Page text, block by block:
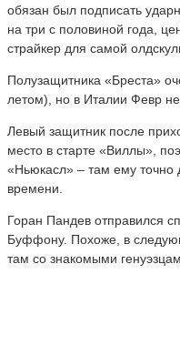
обязан был подписать
на три с половиной года,
страйкер для самой
Полузащитника «Бреста»
летом), но в Италии Февр не
Левый защитник после
место в старте «Виллы»,
«Ньюкасл» – там ему точно
времени.
Горан Пандев отправился
Буффону. Похоже, в
там со знакомыми